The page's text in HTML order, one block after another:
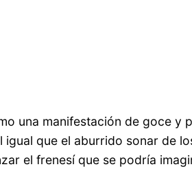
una manifestación de goce y
que el aburrido sonar de
el frenesí que se podría